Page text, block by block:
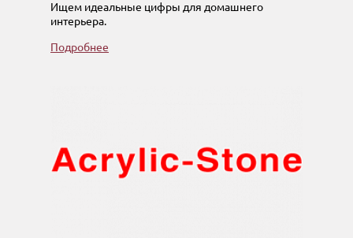
Ищем идеальные цифры для домашнего
интерьера.
Подробнее